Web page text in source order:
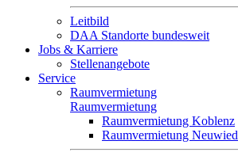
Leitbild
DAA Standorte bundesweit
Jobs & Karriere
Stellenangebote
Service
Raumvermietung
Raumvermietung
Raumvermietung Koblenz
Raumvermietung Neuwied